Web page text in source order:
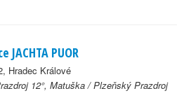
JACHTA PUOR
Hradec Králové
12°, Matuška / Plzeňský Prazdroj